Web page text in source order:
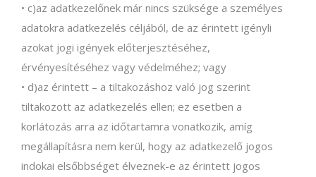
• c)az adatkezelőnek már nincs szüksége a személyes
adatokra adatkezelés céljából, de az érintett igényli
azokat jogi igények előterjesztéséhez,
érvényesítéséhez vagy védelméhez; vagy
• d)az érintett – a tiltakozáshoz való jog szerint
tiltakozott az adatkezelés ellen; ez esetben a
korlátozás arra az időtartamra vonatkozik, amíg
megállapításra nem kerül, hogy az adatkezelő jogos
indokai elsőbbséget élveznek-e az érintett jogos